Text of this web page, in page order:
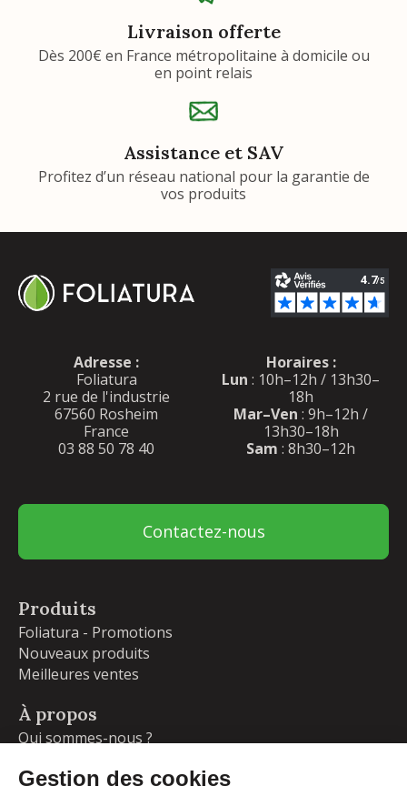
Livraison offerte
Dès 200€ en France métropolitaine à domicile ou
en point relais
Assistance et SAV
Profitez d’un réseau national pour la garantie de
vos produits
Adresse :
Foliatura
2 rue de l'industrie
67560 Rosheim
France
03 88 50 78 40
Horaires :
Lun : 10h–12h / 13h30–
18h
Mar–Ven : 9h–12h /
13h30–18h
Sam : 8h30–12h
Contactez-nous
Produits
Foliatura - Promotions
Nouveaux produits
Meilleures ventes
À propos
Qui sommes-nous ?
Livraisons et retours